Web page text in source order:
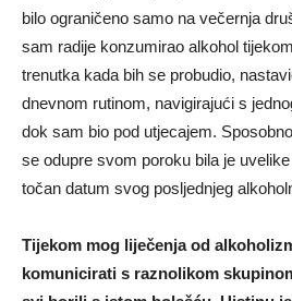
bilo ograničeno samo na večernja
sam radije konzumirao alkohol
trenutka kada bih se probudio,
dnevnom rutinom, navigirajući s
dok sam bio pod utjecajem.
se odupre svom poroku bila je
točan datum svog posljednjeg
Tijekom mog liječenja od
komunicirati s raznolikom